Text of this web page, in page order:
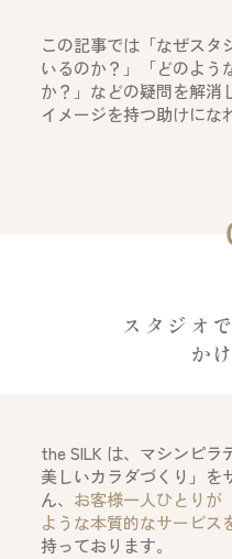
この記事では「なぜスタ
いるのか？」「どのよう
か？」などの疑問を解消
イメージを持つ助けにな
スタジオ
か
the SILK は、マシンピラ
美しいカラダづくり」を
ん、 お客様一人ひとりが
ような本質的なサービス
持っております。